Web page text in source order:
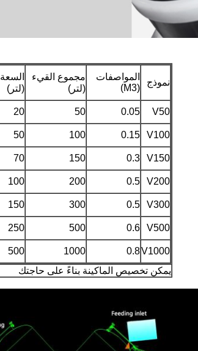
نموذج
المواصفات
(M3)
مجموع القيء
(لتر)
السعة
(لتر)
V50
0.05
50
20
V100
0.15
100
50
V150
0.3
150
70
V200
0.5
200
100
V300
0.5
300
150
V500
0.6
500
250
V1000
0.8
1000
500
يمكن تخصيص الماكينة بناءً على حاجتك